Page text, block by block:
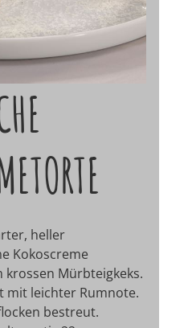
heller
Kokoscreme
krossen Mürbteigkeks.
mit leichter Rumnote.
bestreut.